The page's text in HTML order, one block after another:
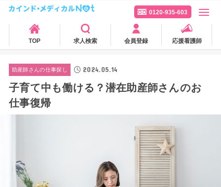
0120-935-603
TOP 求人検索 会員登録 応援看護師
助産師さんの仕事探し 2024.05.14
子育て中も働ける？潜在助産師さんのお
仕事復帰